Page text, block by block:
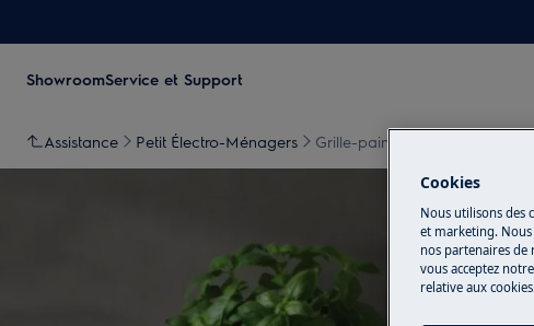
ShowroomService et Support
Assistance Petit Électro-Ménagers Grille-pains
Cookies
Nous utilisons des
et marketing.
nos partenaires de
vous acceptez
relative aux